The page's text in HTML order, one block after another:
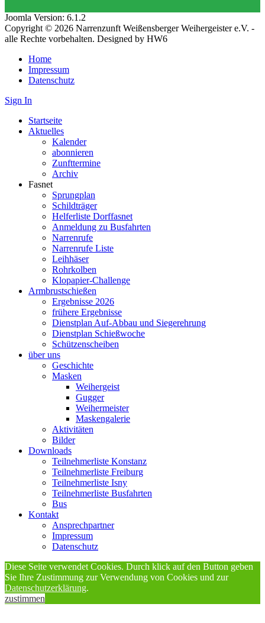
Joomla Version: 6.1.2
Copyright © 2026 Narrenzunft Weißensberger Weihergeister e.V. -
alle Rechte vorbehalten. Designed by HW6
Home
Impressum
Datenschutz
Sign In
Startseite
Aktuelles
Kalender
abonnieren
Zunfttermine
Archiv
Fasnet
Sprungplan
Schildträger
Helferliste Dorffasnet
Anmeldung zu Busfahrten
Narrenrufe
Narrenrufe Liste
Leihhäser
Rohrkolben
Klopapier-Challenge
Armbrustschießen
Ergebnisse 2026
frühere Ergebnisse
Dienstplan Auf-Abbau und Siegerehrung
Dienstplan Schießwoche
Schützenscheiben
über uns
Geschichte
Masken
Weihergeist
Gugger
Weihermeister
Maskengalerie
Aktivitäten
Bilder
Downloads
Teilnehmerliste Konstanz
Teilnehmerliste Freiburg
Teilnehmerliste Isny
Teilnehmerliste Busfahrten
Bus
Kontakt
Ansprechpartner
Impressum
Datenschutz
Diese Seite verwendet Cookies. Durch klick auf den Button geben
Sie Ihre Zustimmung zur Verwendung von Cookies und zur
Datenschutzerklärung.
zustimmen